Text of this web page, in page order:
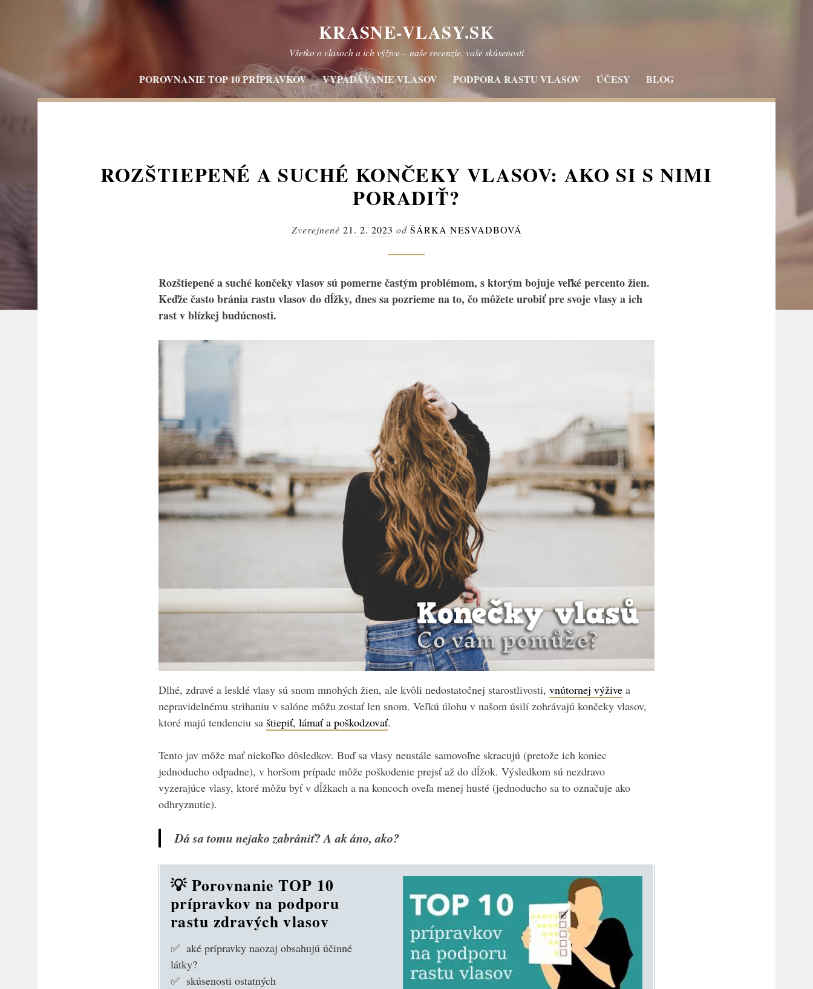
KRASNE-VLASY.SK
Všetko o vlasoch a ich výžive – naše recenzie, vaše skúsenosti
POROVNANIE TOP 10 PRÍPRAVKOV VYPADÁVANIE VLASOV PODPORA RASTU VLASOV ÚČESY BLOG
ROZŠTIEPENÉ A SUCHÉ KONČEKY VLASOV: AKO SI S NIMI
PORADIŤ?
Zverejnené 21. 2. 2023 od ŠÁRKA NESVADBOVÁ
Rozštiepené a suché končeky vlasov sú pomerne častým problémom, s ktorým bojuje veľké percento žien.
Keďže často bránia rastu vlasov do dĺžky, dnes sa pozrieme na to, čo môžete urobiť pre svoje vlasy a ich
rast v blízkej budúcnosti.
Dlhé, zdravé a lesklé vlasy sú snom mnohých žien, ale kvôli nedostatočnej starostlivosti, vnútornej výžive a
nepravidelnému strihaniu v salóne môžu zostať len snom. Veľkú úlohu v našom úsilí zohrávajú končeky vlasov,
ktoré majú tendenciu sa štiepiť, lámať a poškodzovať.
Tento jav môže mať niekoľko dôsledkov. Buď sa vlasy neustále samovoľne skracujú (pretože ich koniec
jednoducho odpadne), v horšom prípade môže poškodenie prejsť až do dĺžok. Výsledkom sú nezdravo
vyzerajúce vlasy, ktoré môžu byť v dĺžkach a na koncoch oveľa menej husté (jednoducho sa to označuje ako
odhryznutie).
Dá sa tomu nejako zabrániť? A ak áno, ako?
💡 Porovnanie TOP 10
prípravkov na podporu
rastu zdravých vlasov
✅ aké prípravky naozaj obsahujú účinné
látky?
✅ skúsenosti ostatných